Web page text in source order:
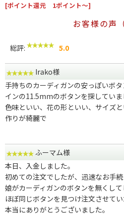
[ポイント還元 1ポイント～]
お客様の声
総評: 5.0
Irako様
手持ちのカーディガンの安っぽいボ
インの11.5mmのボタンを探してい
色味といい、花の形といい、サイズ
作りが綺麗で
ふーマム様
本日、入金しました。
初めての注文でしたが、迅速なお手続
娘がカーディガンのボタンを無くし
ほぼ同じボタンを見つけ注文させてい
本当にありがとうございました。